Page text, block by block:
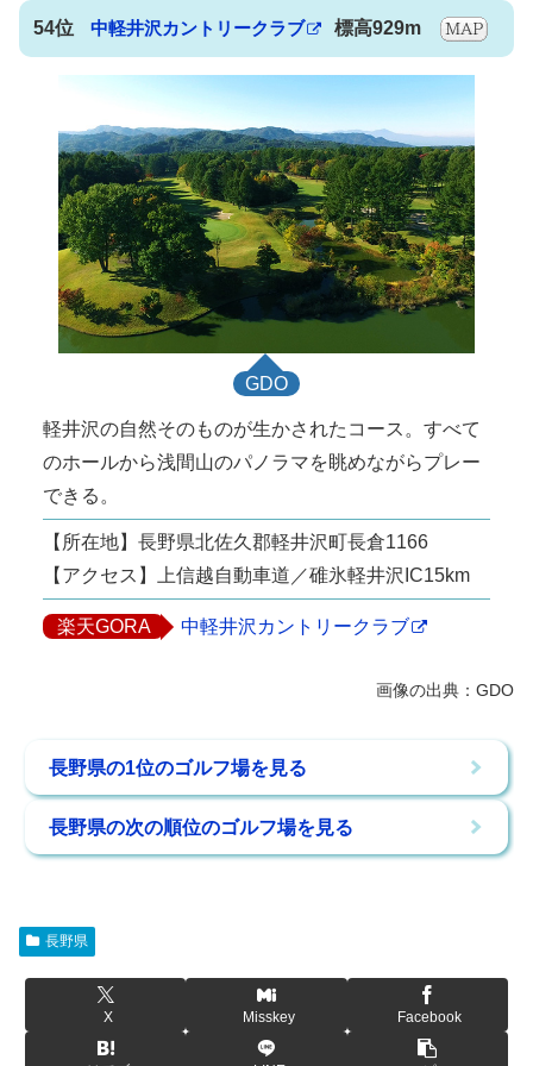
54位 中軽井沢カントリークラブ 標高929m
GDO
軽井沢の自然そのものが生かされたコース。すべて
のホールから浅間山のパノラマを眺めながらプレー
できる。
【所在地】長野県北佐久郡軽井沢町長倉1166
【アクセス】上信越自動車道／碓氷軽井沢IC15km
楽天GORA 中軽井沢カントリークラブ
長野県の1位のゴルフ場を見る
長野県の次の順位のゴルフ場を見る
長野県
X Misskey Facebook